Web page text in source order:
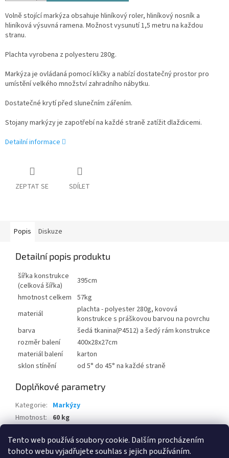
Tento web používá soubory cookie. Dalším procházením
tohoto webu vyjadřujete souhlas s jejich používáním.
Volně stojící markýza obsahuje hliníkový roler, hliníkový nosník a
hliníková výsuvná ramena. Možnost vysunutí 1,5 metru na každou
stranu.
Plachta vyrobena z polyesteru 280g.
Markýza je ovládaná pomocí kličky a nabízí dostatečný prostor pro
umístění velkého množství zahradního nábytku.
Dostatečné krytí před slunečním zářením.
Stojany markýzy je zapotřebí na každé straně zatížit dlaždicemi.
Detailní informace
ZEPTAT SE SDÍLET
Popis Diskuze
Detailní popis produktu
šířka konstrukce
(celková šířka)
395cm
hmotnost celkem 57kg
materiál
plachta - polyester 280g, kovová
konstrukce s práškovou barvou na povrchu
barva
šedá tkanina(P4512) a šedý rám konstrukce
rozměr balení
400x28x27cm
materiál balení
karton
sklon stínění
od 5° do 45° na každé straně
Doplňkové parametry
Kategorie: Markýzy
Hmotnost: 60 kg